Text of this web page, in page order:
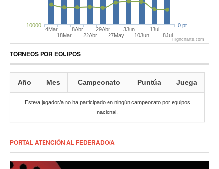
4Mar
18Mar
8Abr
22Abr
29Abr
27May
3Jun
10Jun
1Jul
8Jul
10000 0 pt
Highcharts.com
TORNEOS POR EQUIPOS
Año Mes Campeonato Puntúa Juega
Este/a jugador/a no ha participado en ningún campeonato por equipos
nacional.
PORTAL ATENCIÓN AL FEDERADO/A